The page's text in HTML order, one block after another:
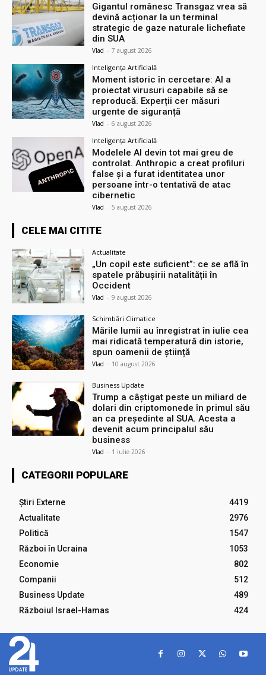
Gigantul românesc Transgaz vrea să
devină acționar la un terminal
strategic de gaze naturale lichefiate
din SUA
Vlad - 7 august 2026
Inteligența Artificială
Moment istoric în cercetare: AI a
proiectat virusuri capabile să se
reproducă. Experții cer măsuri
urgente de siguranță
Vlad - 6 august 2026
Inteligența Artificială
Modelele AI devin tot mai greu de
controlat. Anthropic a creat profiluri
false și a furat identitatea unor
persoane într-o tentativă de atac
cibernetic
Vlad - 5 august 2026
CELE MAI CITITE
Actualitate
„Un copil este suficient”: ce se află în
spatele prăbușirii natalității în
Occident
Vlad - 9 august 2026
Schimbări Climatice
Mările lumii au înregistrat în iulie cea
mai ridicată temperatură din istorie,
spun oamenii de știință
Vlad - 10 august 2026
Business Update
Trump a câștigat peste un miliard de
dolari din criptomonede în primul său
an ca președinte al SUA. Acesta a
devenit acum principalul său
business
Vlad - 1 iulie 2026
CATEGORII POPULARE
Știri Externe
4419
Actualitate
2976
Politică
1547
Război în Ucraina
1053
Economie
802
Companii
512
Business Update
489
Războiul Israel-Hamas
424